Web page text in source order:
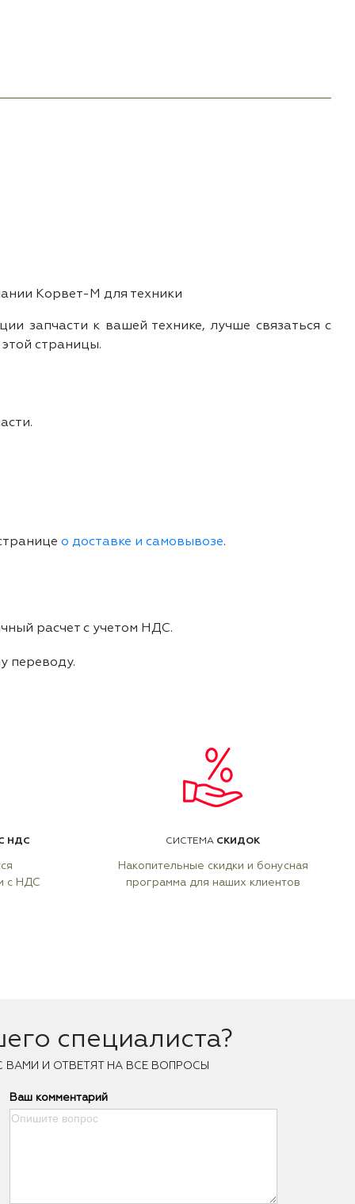
Корвет-М для техники
запчасти к вашей технике, лучше связаться с
страницы.
о доставке и самовывозе.
расчет с учетом НДС.
переводу.
НДС
с НДС
СИСТЕМА СКИДОК
Накопительные скидки и бонусная
программа для наших клиентов
специалиста?
ВАМИ И ОТВЕТЯТ НА ВСЕ ВОПРОСЫ
Ваш комментарий